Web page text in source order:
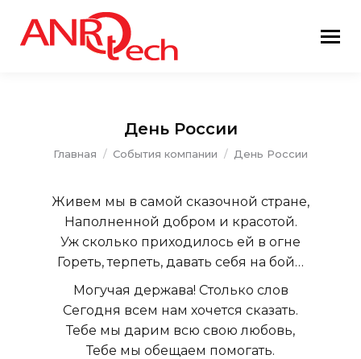
День России
Вы здесь:
Главная События компании День России
Живем мы в самой сказочной стране,
Наполненной добром и красотой.
Уж сколько приходилось ей в огне
Гореть, терпеть, давать себя на бой…
Могучая держава! Столько слов
Сегодня всем нам хочется сказать.
Тебе мы дарим всю свою любовь,
Тебе мы обещаем помогать.